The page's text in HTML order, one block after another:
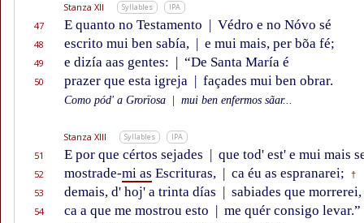
Stanza XII Syllables IPA
47 E quanto no Testamento | Védro e no Nóvo sé
48 escrito mui ben sabía, | e mui mais, per bõa fé;
49 e dizía aas gentes: | “De Santa María é
50 prazer que esta igreja | façades mui ben obrar.
Como pód' a Grorïosa mui ben enfermos sãar...
Stanza XIII Syllables IPA
51 E por que cértos sejades | que tod' est' e mui mais
52 mostrade-mi as Escrituras, | ca éu as espranarei; †
53 demais, d' hoj' a trinta días | sabiades que morrerei,
54 ca a que me mostrou esto | me quér consigo levar.”